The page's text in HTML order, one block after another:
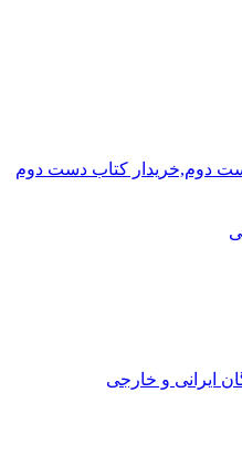
دوم,خریدار کتاب دست دوم
ایرانی و خارجی